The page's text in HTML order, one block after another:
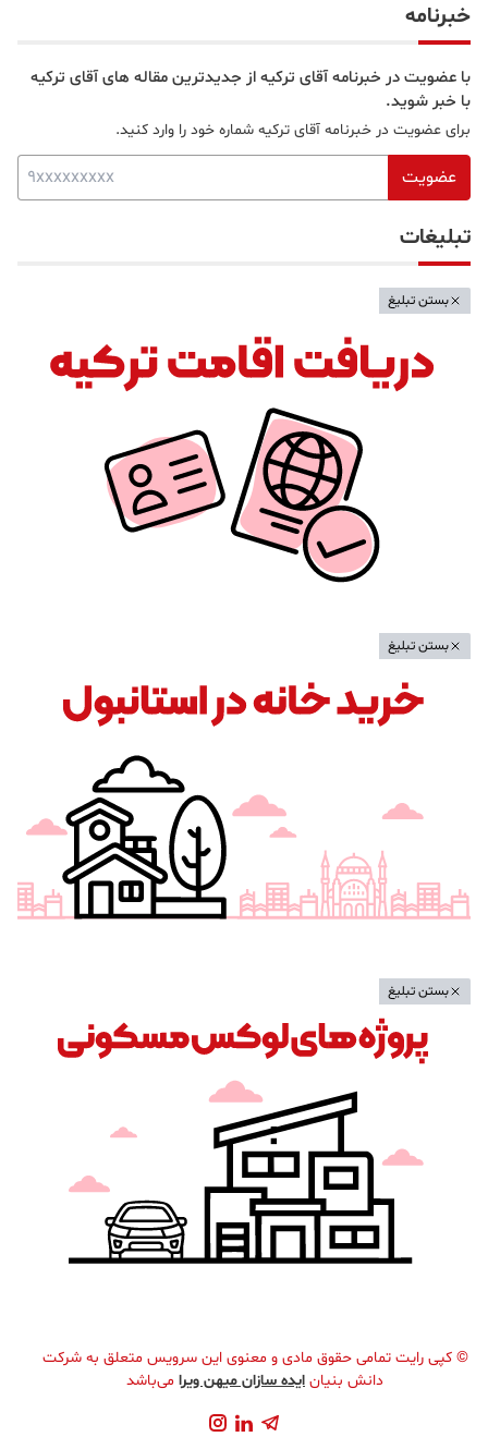
خبرنامه
با عضویت در خبرنامه آقای ترکیه از جدیدترین مقاله های آقای ترکیه
با خبر شوید.
برای عضویت در خبرنامه آقای ترکیه شماره خود را وارد کنید.
عضویت
تبلیغات
بستن تبلیغ
بستن تبلیغ
بستن تبلیغ
© کپی رایت تمامی حقوق مادی و معنوی این سرویس متعلق به شرکت
دانش بنیان ایده سازان میهن ویرا می‌باشد